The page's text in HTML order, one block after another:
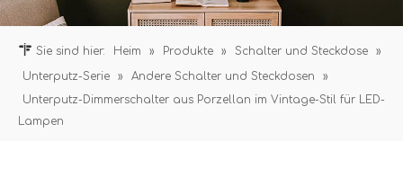
Sie sind hier: Heim » Produkte » Schalter und Steckdose
»
Unterputz-Serie
» Andere Schalter und Steckdosen
»
Unterputz-Dimmerschalter aus Porzellan im Vintage-Stil für LED-
Lampen